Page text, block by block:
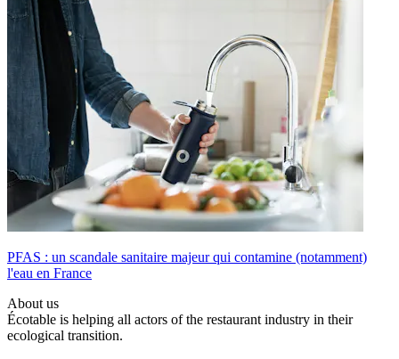
PFAS : un scandale sanitaire majeur qui contamine (notamment)
l'eau en France
About us
Écotable is helping all actors of the restaurant industry in their
ecological transition.